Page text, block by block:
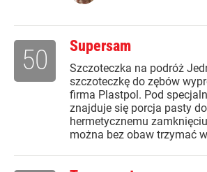
Supersam
Szczoteczka na podróż
szczoteczkę do zębów
firma Plastpol. Pod
znajduje się porcja pasty
hermetycznemu
można bez obaw trzymać
50